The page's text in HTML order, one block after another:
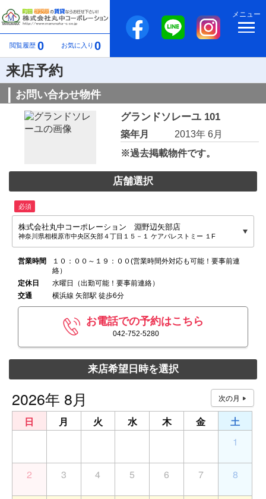
閲覧履歴 0 お気に入り 0
メニュー
来店予約
お問い合わせ物件
グランドソレーユ 101
築年月
2013年 6月
※過去掲載物件です。
店舗選択
必須
株式会社丸中コーポレーション 淵野辺矢部店
神奈川県相模原市中央区矢部４丁目１５－１ ケアパレストミー １F
営業時間
１０：００～１９：００(営業時間外対応も可能！要事前連
絡）
定休日
水曜日（出勤可能！要事前連絡）
交通
横浜線 矢部駅 徒歩6分
お電話での予約はこちら
042-752-5280
来店希望日時を選択
2026年 8月
日 月 火 水 木 金
土
1
2 3 4 5 6 7 8